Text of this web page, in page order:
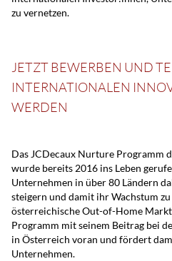
zu vernetzen.
JETZT BEWERBEN UND
INTERNATIONALEN
WERDEN
Das JCDecaux Nurture Programm
wurde bereits 2016 ins Leben
Unternehmen in über 80 Ländern
steigern und damit ihr Wachstum
österreichische Out-of-Home
Programm mit seinem Beitrag bei
in Österreich voran und fördert
Unternehmen.